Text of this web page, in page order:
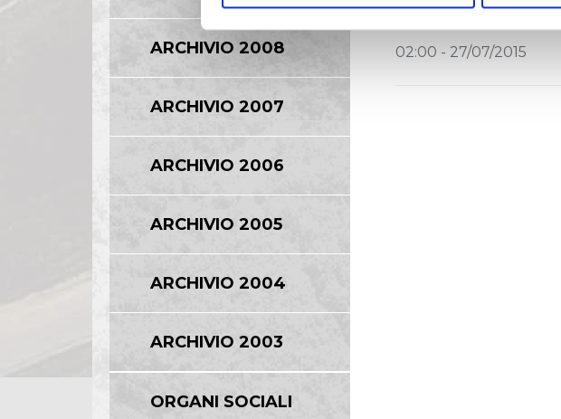
02:00 - 27/07/2015
ARCHIVIO 2008
ARCHIVIO 2007
ARCHIVIO 2006
ARCHIVIO 2005
ARCHIVIO 2004
ARCHIVIO 2003
ORGANI SOCIALI